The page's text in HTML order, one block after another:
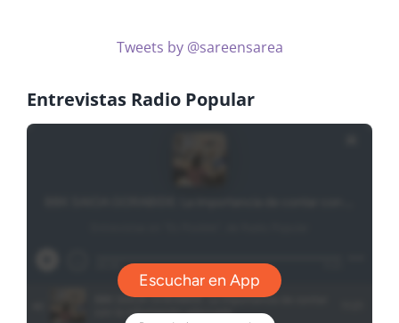
Tweets by @sareensarea
Entrevistas Radio Popular